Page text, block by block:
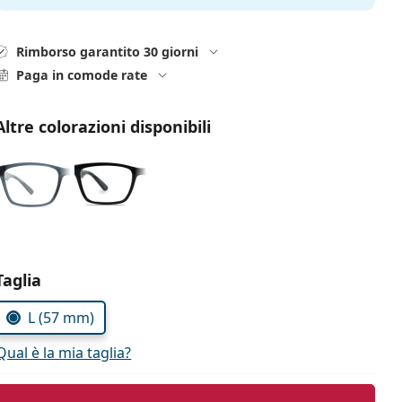
Rimborso garantito 30 giorni
Paga in comode rate
colorazioni disponibili
i parametri
L (57 mm)
è la mia taglia?